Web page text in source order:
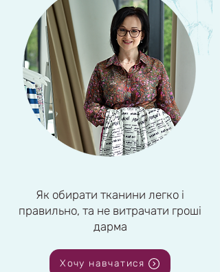
Як обирати тканини легко і
правильно, та не витрачати гроші
дарма
Хочу навчатися